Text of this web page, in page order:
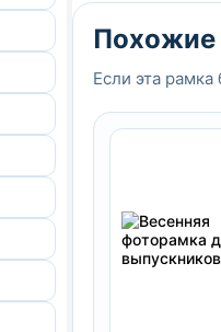
Похожие
Если эта